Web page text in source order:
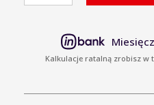
Przednia
poliwęglan
TBOSS
Kalkulacje ratalną zrobisz w